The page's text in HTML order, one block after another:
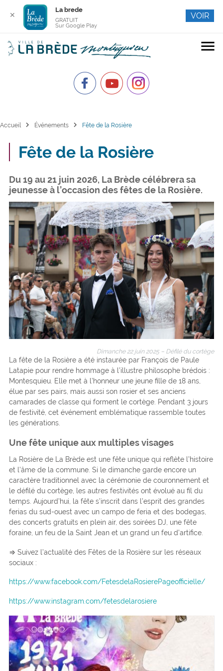
menu
Accueil chevron_right Événements chevron_right Fête de la Rosière
Fête de la Rosière
Du 19 au 21 juin 2026, La Brède célébrera sa
jeunesse à l’occasion des fêtes de la Rosière.
Dimanche 22 juin 2025 – Défilé du cortège
La fête de la Rosière a été instaurée par François de Paule
Latapie pour rendre hommage à l’illustre philosophe brédois :
Montesquieu. Elle met à l’honneur une jeune fille de 18 ans,
élue par ses pairs, mais aussi son rosier et ses anciens
camarades de classe qui forment le cortège. Pendant 3 jours
de festivité, cet événement emblématique rassemble toutes
les générations.
Une fête unique aux multiples visages
La Rosière de La Brède est une fête unique qui reflète l’histoire
et l’âme de la commune. Si le dimanche garde encore un
caractère traditionnel avec la cérémonie de couronnement et
le défilé du cortège, les autres festivités ont évolué au fil du
temps. Aujourd’hui, la fête s’inscrit dans l’esprit des grandes
ferias du sud-ouest avec un campo de feria et des bodegas,
des concerts gratuits en plein air, des soirées DJ, une fête
foraine, un feu de la Saint Jean et un grand un feu d’artifice.
⇒ Suivez l’actualité des Fêtes de la Rosière sur les réseaux
sociaux :
https://www.facebook.com/FetesdelaRosierePageofficielle/
https://www.instagram.com/fetesdelarosiere
✕
La brede
GRATUIT
Sur Google Play
VOIR